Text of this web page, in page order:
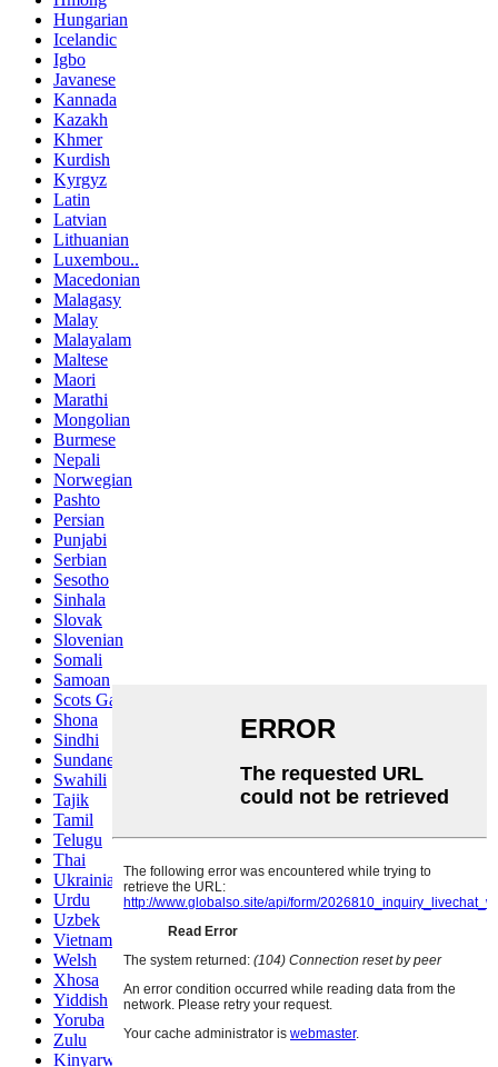
Hungarian
Icelandic
Igbo
Javanese
Kannada
Kazakh
Khmer
Kurdish
Kyrgyz
Latin
Latvian
Lithuanian
Luxembou..
Macedonian
Malagasy
Malay
Malayalam
Maltese
Maori
Marathi
Mongolian
Burmese
Nepali
Norwegian
Pashto
Persian
Punjabi
Serbian
Sesotho
Sinhala
Slovak
Slovenian
Somali
Samoan
Scots Gaelic
Shona
Sindhi
Sundanese
Swahili
Tajik
Tamil
Telugu
Thai
Ukrainian
Urdu
Uzbek
Vietnamese
Welsh
Xhosa
Yiddish
Yoruba
Zulu
Kinyarwanda